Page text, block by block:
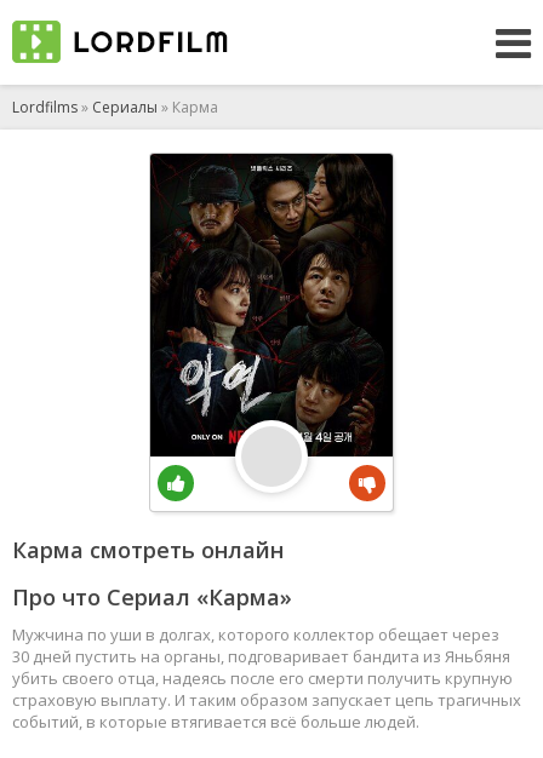
Lordfilms» Сериалы » Карма
Карма смотреть онлайн
Про что Сериал «Карма»
Мужчина по уши в долгах, которого коллектор обещает через
30 дней пустить на органы, подговаривает бандита из Яньбяня
убить своего отца, надеясь после его смерти получить крупную
страховую выплату. И таким образом запускает цепь трагичных
событий, в которые втягивается всё больше людей.